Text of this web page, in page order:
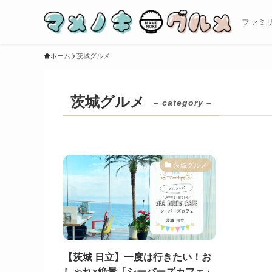
ファミ
ホーム 茨城グルメ
茨城グルメ – category –
茨城グルメ
【茨城 日立】一度は行きたい！お